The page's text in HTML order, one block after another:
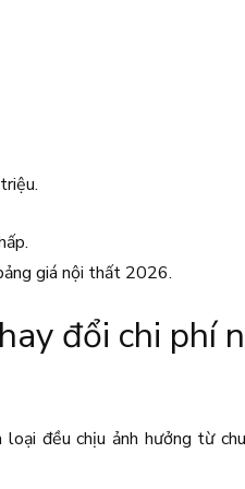
giá nội thất 2026.
đổi chi phí
loại đều chịu ảnh hưởng từ